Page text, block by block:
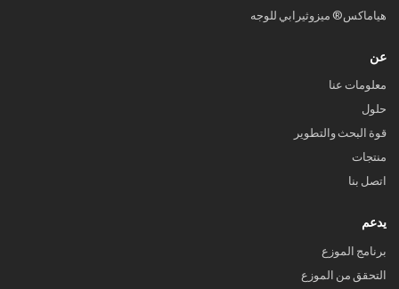
هياماكس® ميزوثيرابي للوجه
عن
معلومات عنا
حلول
قوة البحث والتطوير
منتجات
اتصل بنا
يدعم
برنامج الموزع
التحقق من الموزع